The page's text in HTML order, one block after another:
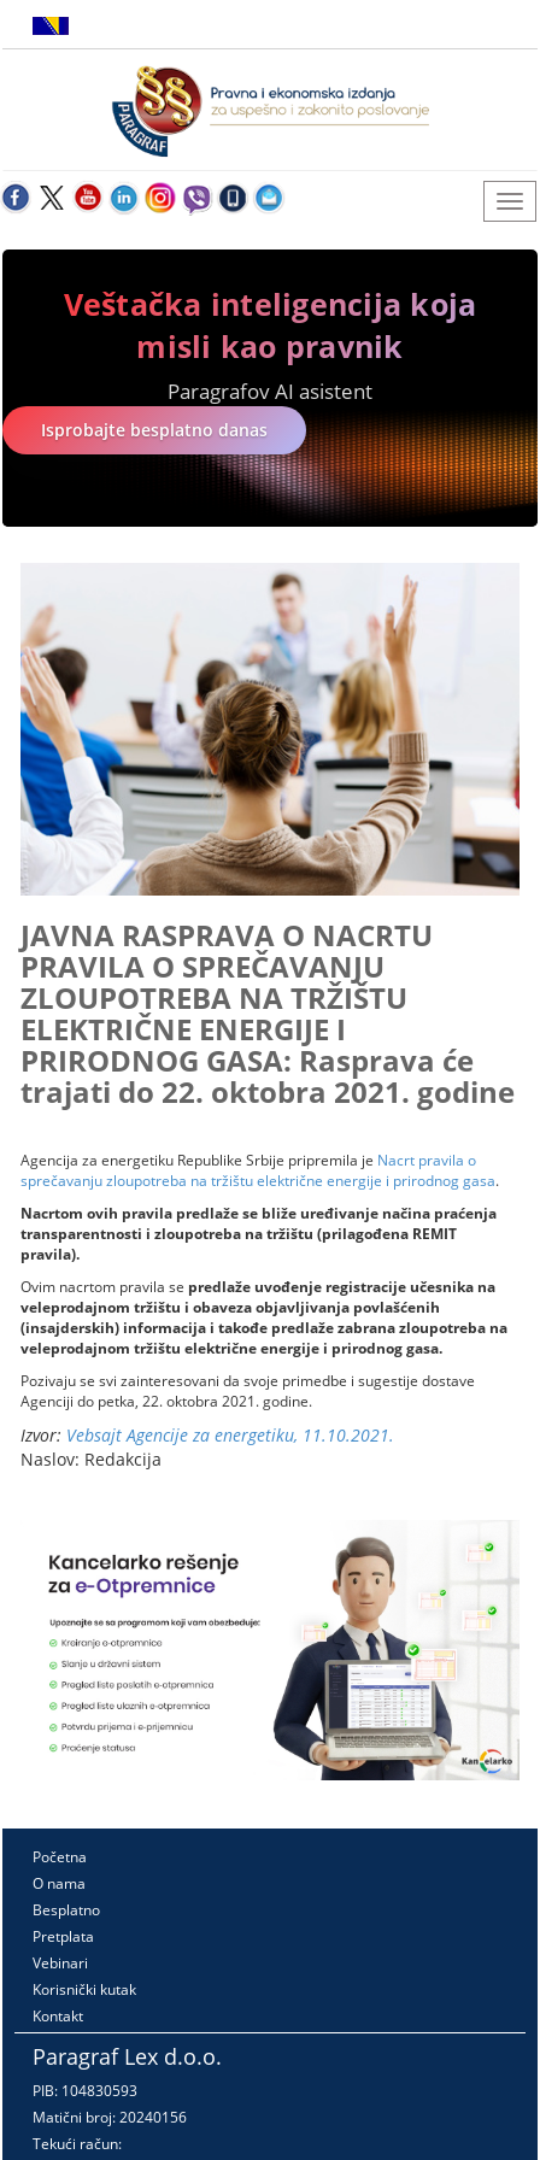
Veštačka inteligencija koja
misli kao pravnik
Paragrafov AI asistent
Isprobajte besplatno danas
JAVNA RASPRAVA O NACRTU
PRAVILA O SPREČAVANJU
ZLOUPOTREBA NA TRŽIŠTU
ELEKTRIČNE ENERGIJE I
PRIRODNOG GASA: Rasprava će
trajati do 22. oktobra 2021. godine
Agencija za energetiku Republike Srbije pripremila je Nacrt pravila o
sprečavanju zloupotreba na tržištu električne energije i prirodnog gasa.
Nacrtom ovih pravila predlaže se bliže uređivanje načina praćenja
transparentnosti i zloupotreba na tržištu (prilagođena REMIT
pravila).
Ovim nacrtom pravila se predlaže uvođenje registracije učesnika na
veleprodajnom tržištu i obaveza objavljivanja povlašćenih
(insajderskih) informacija i takođe predlaže zabrana zloupotreba na
veleprodajnom tržištu električne energije i prirodnog gasa.
Pozivaju se svi zainteresovani da svoje primedbe i sugestije dostave
Agenciji do petka, 22. oktobra 2021. godine.
Izvor: Vebsajt Agencije za energetiku, 11.10.2021.
Naslov: Redakcija
Početna
O nama
Besplatno
Pretplata
Vebinari
Korisnički kutak
Kontakt
Paragraf Lex d.o.o.
PIB: 104830593
Matični broj: 20240156
Tekući račun: